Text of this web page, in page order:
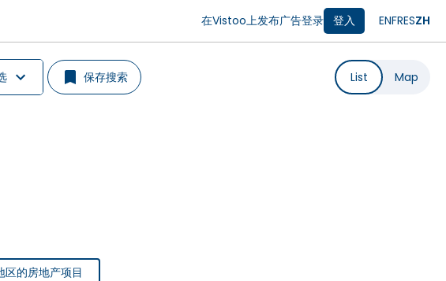
在Vistoo上发布广告登录 登入 ENFRESZH
保存搜索 List Map
的房地产项目